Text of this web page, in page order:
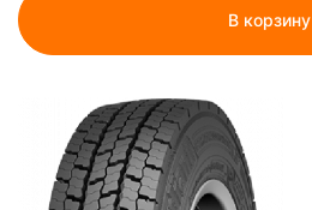
В корзину